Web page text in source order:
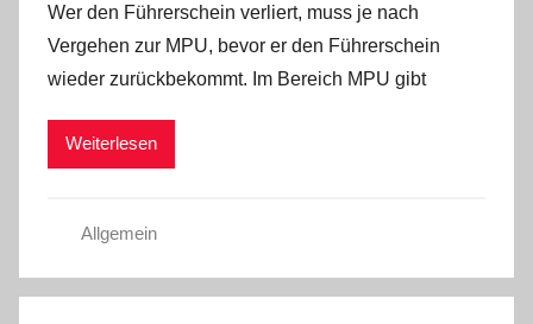
Wer den Führerschein verliert, muss je nach
Vergehen zur MPU, bevor er den Führerschein
wieder zurückbekommt. Im Bereich MPU gibt
Weiterlesen
Allgemein